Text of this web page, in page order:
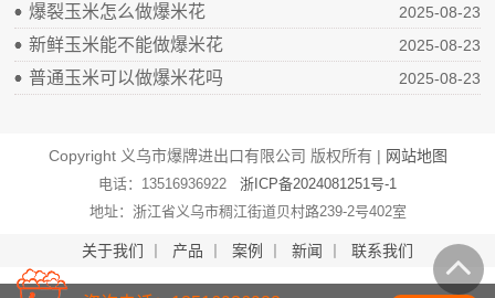
爆裂玉米怎么做爆米花 2025-08-23
新鲜玉米能不能做爆米花 2025-08-23
普通玉米可以做爆米花吗 2025-08-23
Copyright 义乌市爆牌进出口有限公司 版权所有 | 网站地图
电话：13516936922 浙ICP备2024081251号-1
地址：浙江省义乌市稠江街道贝村路239-2号402室
关于我们 产品 案例 新闻 联系我们